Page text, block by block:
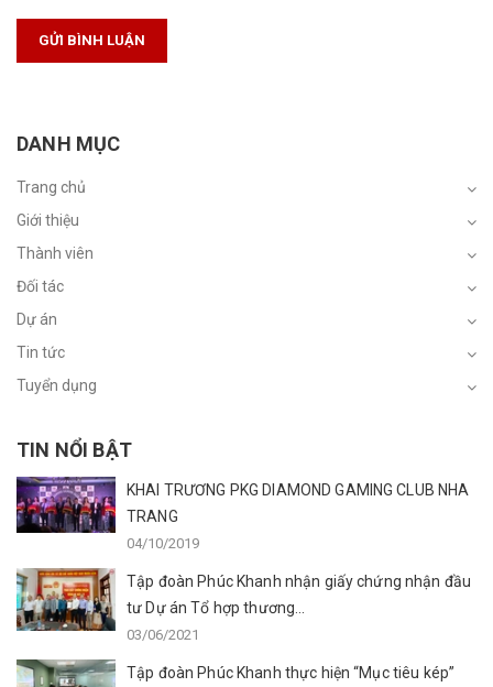
GỬI BÌNH LUẬN
DANH MỤC
Trang chủ
Giới thiệu
Thành viên
Đối tác
Dự án
Tin tức
Tuyển dụng
TIN NỔI BẬT
KHAI TRƯƠNG PKG DIAMOND GAMING CLUB NHA
TRANG
04/10/2019
Tập đoàn Phúc Khanh nhận giấy chứng nhận đầu
tư Dự án Tổ hợp thương...
03/06/2021
Tập đoàn Phúc Khanh thực hiện “Mục tiêu kép”